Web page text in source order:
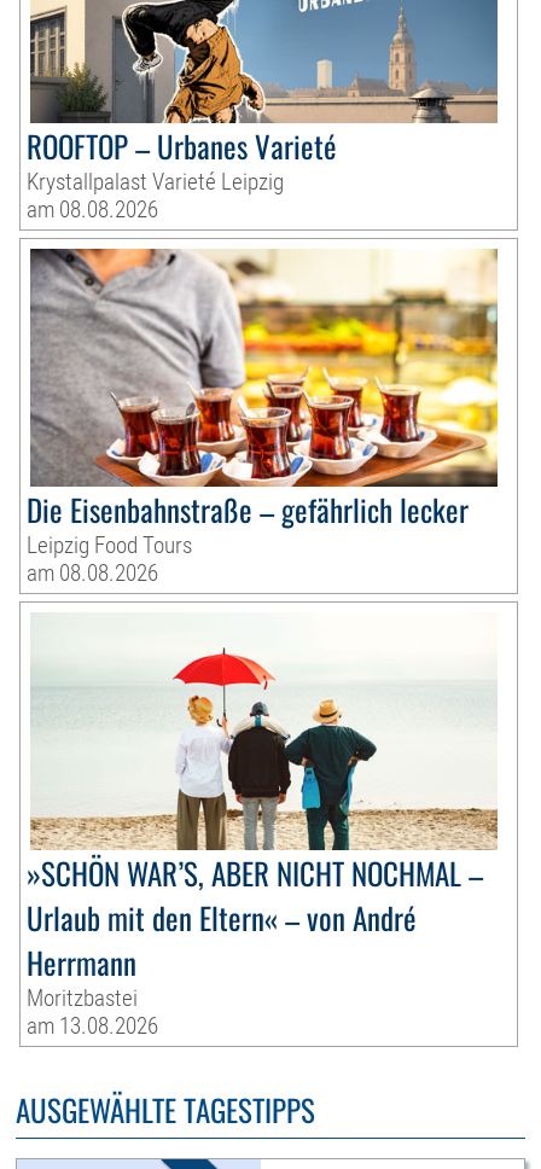
ROOFTOP – Urbanes Varieté
Krystallpalast Varieté Leipzig
am 08.08.2026
Die Eisenbahnstraße – gefährlich lecker
Leipzig Food Tours
am 08.08.2026
»SCHÖN WAR’S, ABER NICHT NOCHMAL –
Urlaub mit den Eltern« – von André
Herrmann
Moritzbastei
am 13.08.2026
AUSGEWÄHLTE TAGESTIPPS